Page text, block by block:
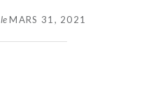
leMARS 31, 2021